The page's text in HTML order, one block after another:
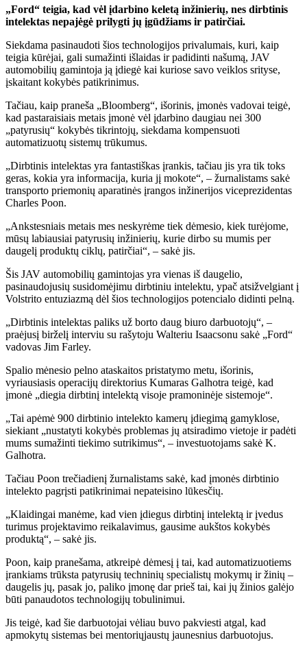
„Ford“ teigia, kad vėl įdarbino keletą inžinierių, nes dirbtinis
intelektas nepajėgė prilygti jų įgūdžiams ir patirčiai.
Siekdama pasinaudoti šios technologijos privalumais, kuri, kaip
teigia kūrėjai, gali sumažinti išlaidas ir padidinti našumą, JAV
automobilių gamintoja ją įdiegė kai kuriose savo veiklos srityse,
įskaitant kokybės patikrinimus.
Tačiau, kaip praneša „Bloomberg“, išorinis, įmonės vadovai teigė,
kad pastaraisiais metais įmonė vėl įdarbino daugiau nei 300
„patyrusių“ kokybės tikrintojų, siekdama kompensuoti
automatizuotų sistemų trūkumus.
„Dirbtinis intelektas yra fantastiškas įrankis, tačiau jis yra tik toks
geras, kokia yra informacija, kuria jį mokote“, – žurnalistams sakė
transporto priemonių aparatinės įrangos inžinerijos viceprezidentas
Charles Poon.
„Ankstesniais metais mes neskyrėme tiek dėmesio, kiek turėjome,
mūsų labiausiai patyrusių inžinierių, kurie dirbo su mumis per
daugelį produktų ciklų, patirčiai“, – sakė jis.
Šis JAV automobilių gamintojas yra vienas iš daugelio,
pasinaudojusių susidomėjimu dirbtiniu intelektu, ypač atsižvelgiant į
Volstrito entuziazmą dėl šios technologijos potencialo didinti pelną.
„Dirbtinis intelektas paliks už borto daug biuro darbuotojų“, –
praėjusį birželį interviu su rašytoju Walteriu Isaacsonu sakė „Ford“
vadovas Jim Farley.
Spalio mėnesio pelno ataskaitos pristatymo metu, išorinis,
vyriausiasis operacijų direktorius Kumaras Galhotra teigė, kad
įmonė „diegia dirbtinį intelektą visoje pramoninėje sistemoje“.
„Tai apėmė 900 dirbtinio intelekto kamerų įdiegimą gamyklose,
siekiant „nustatyti kokybės problemas jų atsiradimo vietoje ir padėti
mums sumažinti tiekimo sutrikimus“, – investuotojams sakė K.
Galhotra.
Tačiau Poon trečiadienį žurnalistams sakė, kad įmonės dirbtinio
intelekto pagrįsti patikrinimai nepateisino lūkesčių.
„Klaidingai manėme, kad vien įdiegus dirbtinį intelektą ir įvedus
turimus projektavimo reikalavimus, gausime aukštos kokybės
produktą“, – sakė jis.
Poon, kaip pranešama, atkreipė dėmesį į tai, kad automatizuotiems
įrankiams trūksta patyrusių techninių specialistų mokymų ir žinių –
daugelis jų, pasak jo, paliko įmonę dar prieš tai, kai jų žinios galėjo
būti panaudotos technologijų tobulinimui.
Jis teigė, kad šie darbuotojai vėliau buvo pakviesti atgal, kad
apmokytų sistemas bei mentoriųjaustų jaunesnius darbuotojus.